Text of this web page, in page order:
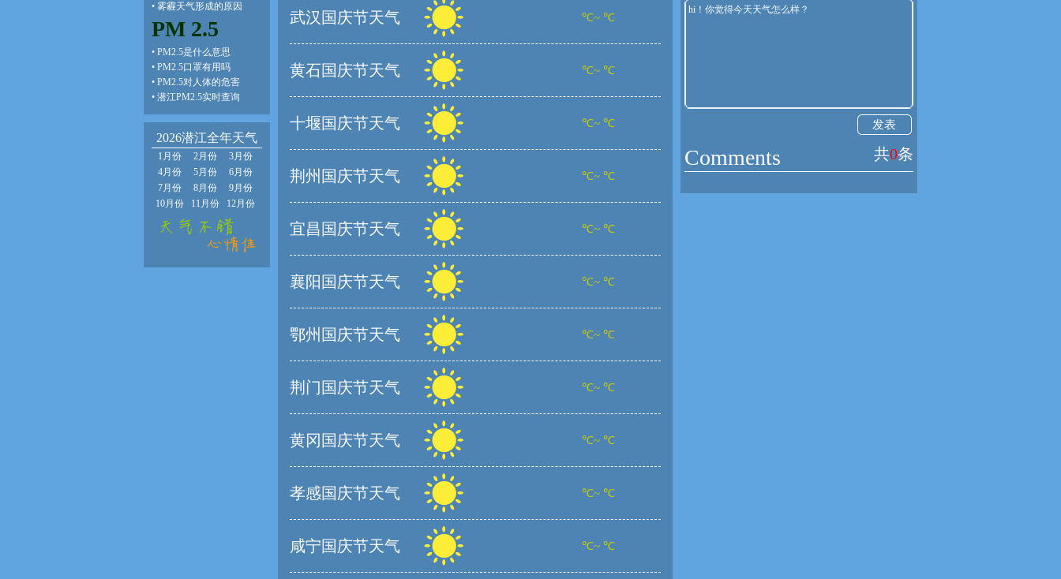
• 雾霾天气形成的原因
PM 2.5
• PM2.5是什么意思
• PM2.5口罩有用吗
• PM2.5对人体的危害
• 潜江PM2.5实时查询
2026潜江全年天气
1月份 2月份
3月份
4月份
5月份
6月份
7月份
8月份
9月份
10月份
11月份 12月份
武汉国庆节天气 ℃~ ℃
黄石国庆节天气 ℃~ ℃
十堰国庆节天气 ℃~ ℃
荆州国庆节天气 ℃~ ℃
宜昌国庆节天气 ℃~ ℃
襄阳国庆节天气 ℃~ ℃
鄂州国庆节天气 ℃~ ℃
荆门国庆节天气 ℃~ ℃
黄冈国庆节天气 ℃~ ℃
孝感国庆节天气 ℃~ ℃
咸宁国庆节天气 ℃~ ℃
发表
Comments 共0条